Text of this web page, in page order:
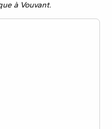
à Vouvant.